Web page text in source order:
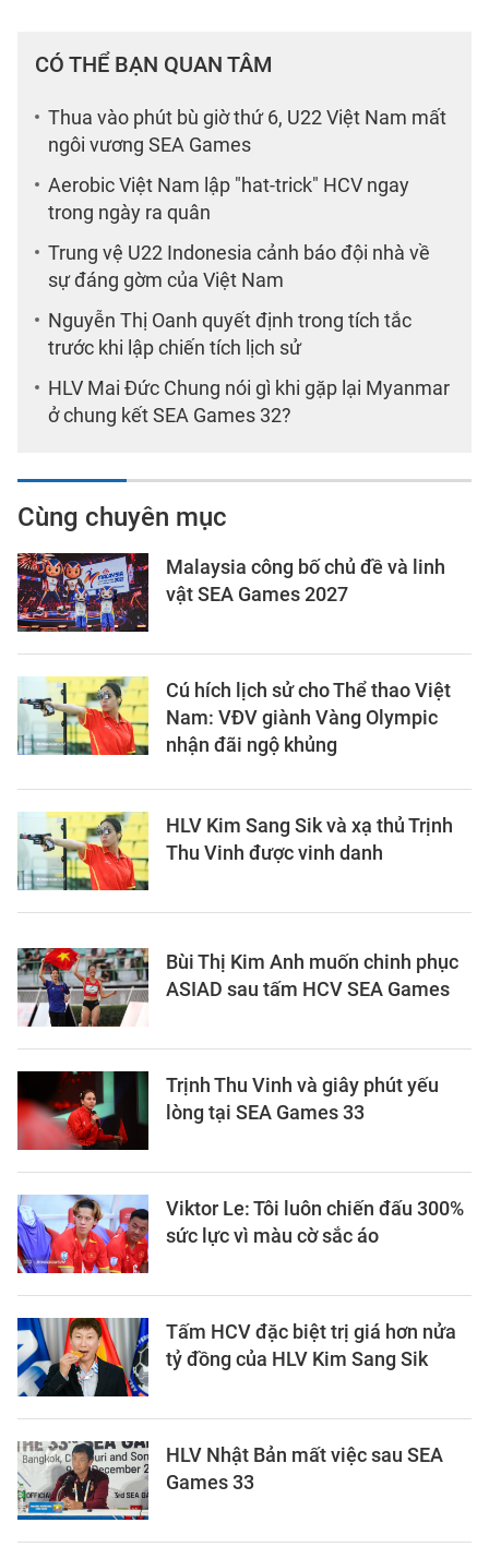
CÓ THỂ BẠN QUAN TÂM
Thua vào phút bù giờ thứ 6, U22 Việt Nam mất
ngôi vương SEA Games
Aerobic Việt Nam lập "hat-trick" HCV ngay
trong ngày ra quân
Trung vệ U22 Indonesia cảnh báo đội nhà về
sự đáng gờm của Việt Nam
Nguyễn Thị Oanh quyết định trong tích tắc
trước khi lập chiến tích lịch sử
HLV Mai Đức Chung nói gì khi gặp lại Myanmar
ở chung kết SEA Games 32?
Cùng chuyên mục
Malaysia công bố chủ đề và linh
vật SEA Games 2027
Cú hích lịch sử cho Thể thao Việt
Nam: VĐV giành Vàng Olympic
nhận đãi ngộ khủng
HLV Kim Sang Sik và xạ thủ Trịnh
Thu Vinh được vinh danh
Bùi Thị Kim Anh muốn chinh phục
ASIAD sau tấm HCV SEA Games
Trịnh Thu Vinh và giây phút yếu
lòng tại SEA Games 33
Viktor Le: Tôi luôn chiến đấu 300%
sức lực vì màu cờ sắc áo
Tấm HCV đặc biệt trị giá hơn nửa
tỷ đồng của HLV Kim Sang Sik
HLV Nhật Bản mất việc sau SEA
Games 33